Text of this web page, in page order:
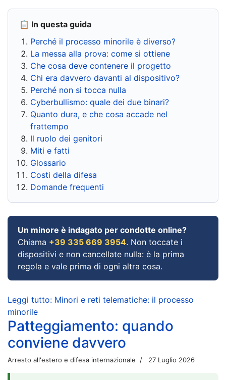
📋 In questa guida
Perché il processo minorile è diverso?
La messa alla prova: come si ottiene
Che cosa deve contenere il progetto
Chi era davvero davanti al dispositivo?
Perché non si tocca nulla
Cyberbullismo: quale dei due binari?
Quanto dura, e che cosa accade nel
frattempo
Il ruolo dei genitori
Miti e fatti
Glossario
Costi della difesa
Domande frequenti
Un minore è indagato per condotte online?
Chiama +39 335 669 3954. Non toccate i
dispositivi e non cancellate nulla: è la prima
regola e vale prima di ogni altra cosa.
Leggi tutto: Minori e reti telematiche: il processo
minorile
Patteggiamento: quando
conviene davvero
Arresto all'estero e difesa internazionale 27 Luglio 2026